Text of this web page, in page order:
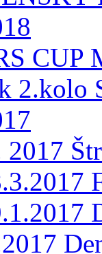
CUP
2.kolo